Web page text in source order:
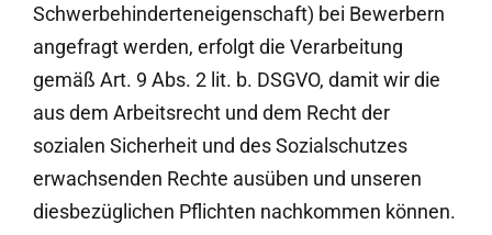
Schwerbehinderteneigenschaft) bei Bewerbern
angefragt werden, erfolgt die Verarbeitung
gemäß Art. 9 Abs. 2 lit. b. DSGVO, damit wir die
aus dem Arbeitsrecht und dem Recht der
sozialen Sicherheit und des Sozialschutzes
erwachsenden Rechte ausüben und unseren
diesbezüglichen Pflichten nachkommen können.